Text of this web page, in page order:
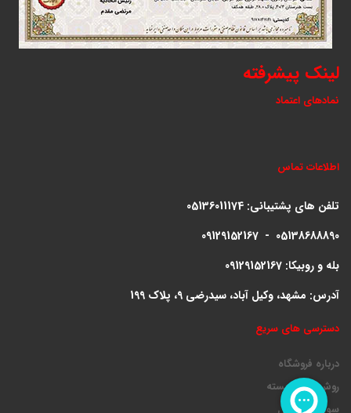
لینک پیشرفته
نمادهای اعتماد
اطلاعات تماس
تلفن های پشتیبانی: 05136011174
09129152167 - 05138688890
بله و روبیکا: 09129152167
آدرس: مشهد، وکیل آباد، سیدرضی 9، پلاک 199
دسترسی های سریع
درباره فروشگاه
روش ارسال بسته